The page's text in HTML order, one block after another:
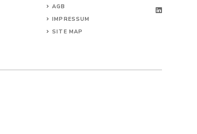
AGB
IMPRESSUM
SITE MAP